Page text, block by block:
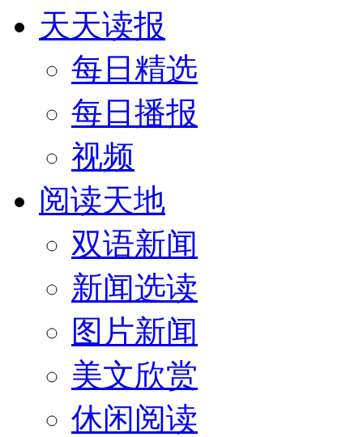
天天读报
每日精选
每日播报
视频
阅读天地
双语新闻
新闻选读
图片新闻
美文欣赏
休闲阅读